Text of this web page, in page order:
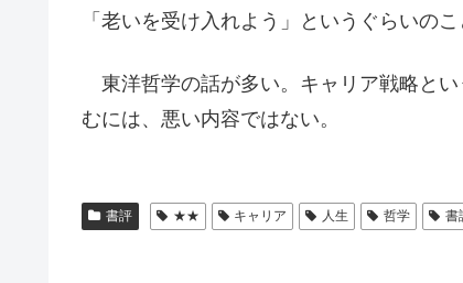
「老いを受け入れよう」というぐらいの
東洋哲学の話が多い。キャリア戦略と
むには、悪い内容ではない。
書評 ★★ キャリア 人生 哲学 書